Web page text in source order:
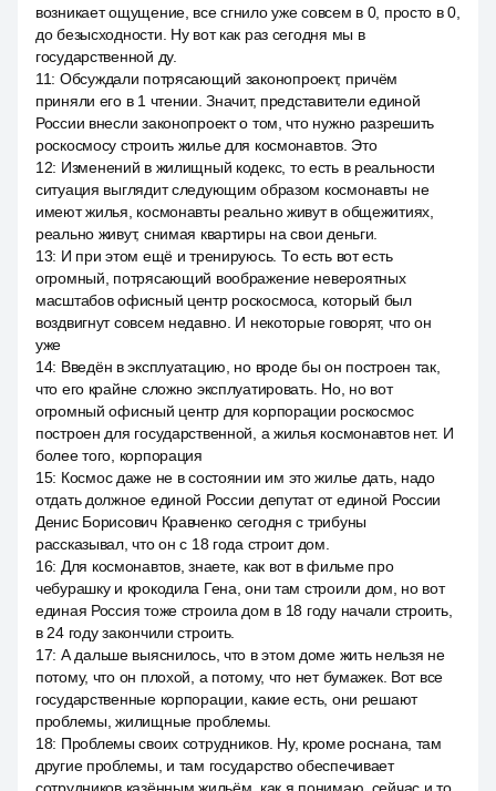
возникает ощущение, все сгнило уже совсем в 0, просто в 0,
до безысходности. Ну вот как раз сегодня мы в
государственной ду.
11: Обсуждали потрясающий законопроект, причём
приняли его в 1 чтении. Значит, представители единой
России внесли законопроект о том, что нужно разрешить
роскосмосу строить жилье для космонавтов. Это
12: Изменений в жилищный кодекс, то есть в реальности
ситуация выглядит следующим образом космонавты не
имеют жилья, космонавты реально живут в общежитиях,
реально живут, снимая квартиры на свои деньги.
13: И при этом ещё и тренируюсь. То есть вот есть
огромный, потрясающий воображение невероятных
масштабов офисный центр роскосмоса, который был
воздвигнут совсем недавно. И некоторые говорят, что он
уже
14: Введён в эксплуатацию, но вроде бы он построен так,
что его крайне сложно эксплуатировать. Но, но вот
огромный офисный центр для корпорации роскосмос
построен для государственной, а жилья космонавтов нет. И
более того, корпорация
15: Космос даже не в состоянии им это жилье дать, надо
отдать должное единой России депутат от единой России
Денис Борисович Кравченко сегодня с трибуны
рассказывал, что он с 18 года строит дом.
16: Для космонавтов, знаете, как вот в фильме про
чебурашку и крокодила Гена, они там строили дом, но вот
единая Россия тоже строила дом в 18 году начали строить,
в 24 году закончили строить.
17: А дальше выяснилось, что в этом доме жить нельзя не
потому, что он плохой, а потому, что нет бумажек. Вот все
государственные корпорации, какие есть, они решают
проблемы, жилищные проблемы.
18: Проблемы своих сотрудников. Ну, кроме роснана, там
другие проблемы, и там государство обеспечивает